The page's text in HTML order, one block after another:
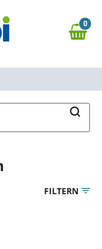
0,00 €
0
FILTERN